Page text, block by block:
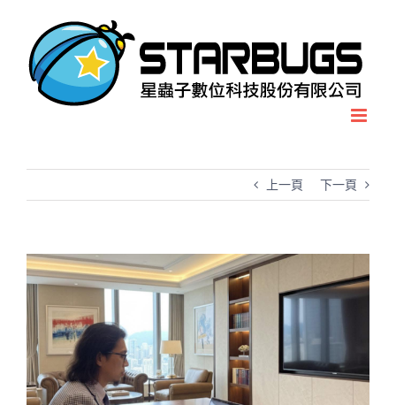
content
上一頁 下一頁
View
Larger
Image